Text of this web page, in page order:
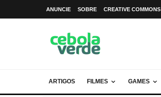
ANUNCIE SOBRE CREATIVE COMMONS
ARTIGOS FILMES GAMES